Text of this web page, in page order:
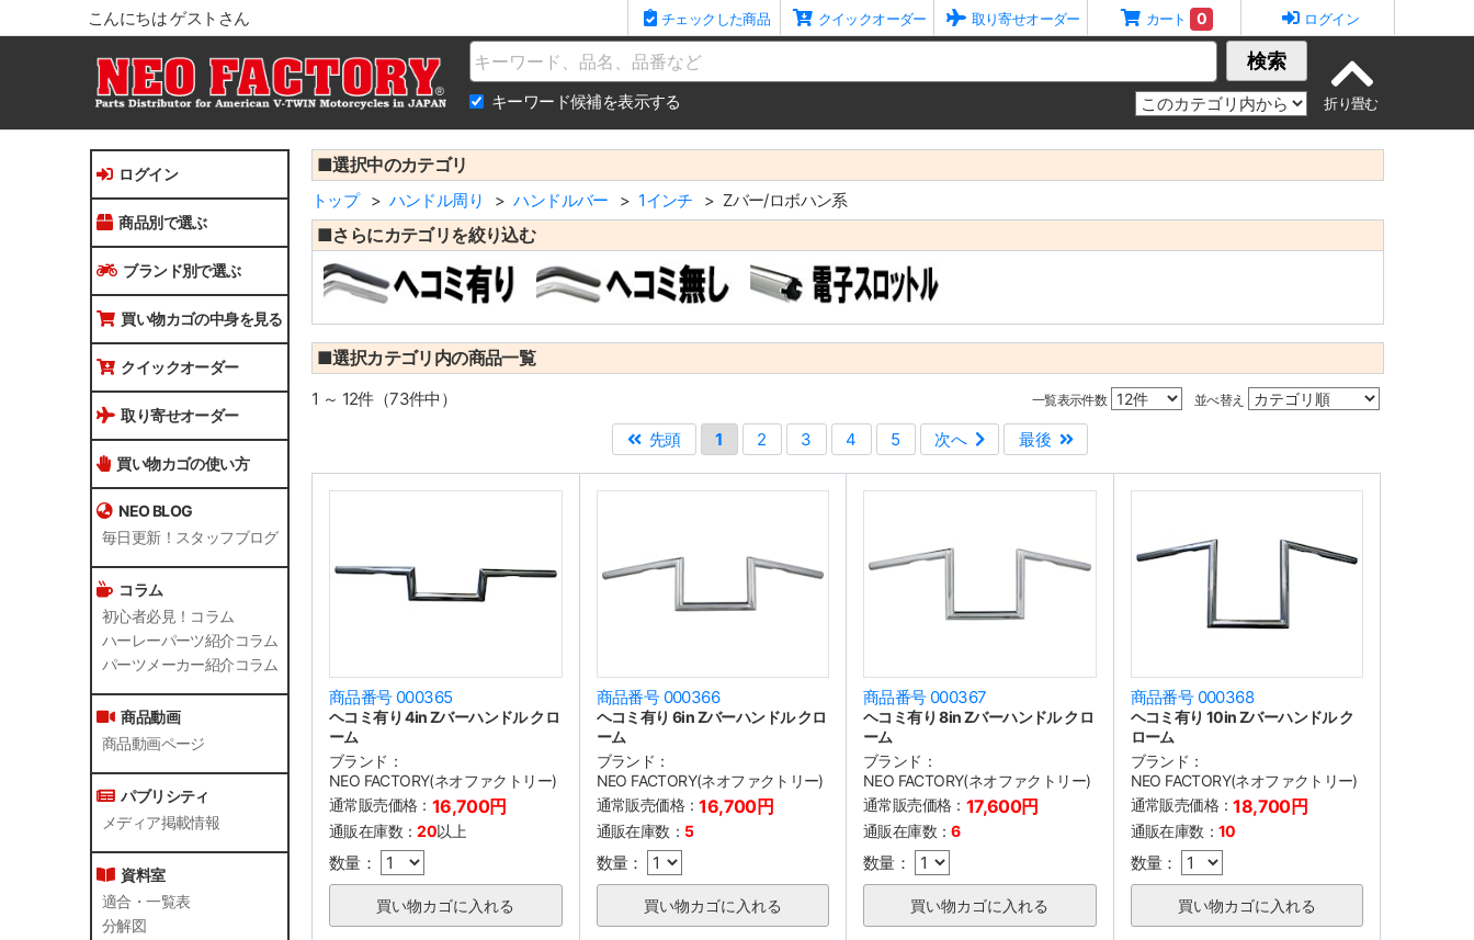
こんにちは ゲストさん チェックした商品 クイックオーダー 取り寄せオーダー カート 0 ログイン
Name 検索
キーワード候補を表示する
ログイン
商品別で選ぶ
ブランド別で選ぶ
買い物カゴの中身を見る
クイックオーダー
取り寄せオーダー
買い物カゴの使い方
NEO BLOG
毎日更新！スタッフブログ
コラム
初心者必見！コラム
ハーレーパーツ紹介コラム
パーツメーカー紹介コラム
商品動画
商品動画ページ
パブリシティ
メディア掲載情報
資料室
適合・一覧表
分解図
■選択中のカテゴリ
トップ ハンドル周り ハンドルバー 1インチ Zバー/ロボハン系
■さらにカテゴリを絞り込む
■選択カテゴリ内の商品一覧
一覧表示件数 並べ替え
1 ～ 12件（73件中）
先頭
1 2 3 4 5 次へ 最後
商品番号 000365
ヘコミ有り 4in Zバーハンドル クロ
ーム
ブランド：
NEO FACTORY(ネオファクトリー)
通常販売価格： 16,700円
通販在庫数：20以上
数量：
商品番号 000366
ヘコミ有り 6in Zバーハンドル クロ
ーム
ブランド：
NEO FACTORY(ネオファクトリー)
通常販売価格：16,700円
通販在庫数： 5
数量：
商品番号 000367
ヘコミ有り 8in Zバーハンドル クロ
ーム
ブランド：
NEO FACTORY(ネオファクトリー)
通常販売価格： 17,600円
通販在庫数：6
数量：
商品番号 000368
ヘコミ有り 10in Zバーハンドル ク
ローム
ブランド：
NEO FACTORY(ネオファクトリー)
通常販売価格：18,700円
通販在庫数： 10
数量：